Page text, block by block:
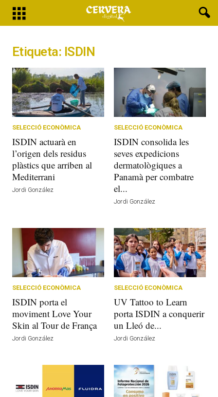
Etiqueta: ISDIN
SELECCIÓ ECONÒMICA
ISDIN actuarà en
l’origen dels residus
plàstics que arriben al
Mediterrani
Jordi González
SELECCIÓ ECONÒMICA
ISDIN consolida les
seves expedicions
dermatològiques a
Panamà per combatre
el...
Jordi González
SELECCIÓ ECONÒMICA
ISDIN porta el
moviment Love Your
Skin al Tour de França
Jordi González
SELECCIÓ ECONÒMICA
UV Tattoo to Learn
porta ISDIN a conquerir
un Lleó de...
Jordi González